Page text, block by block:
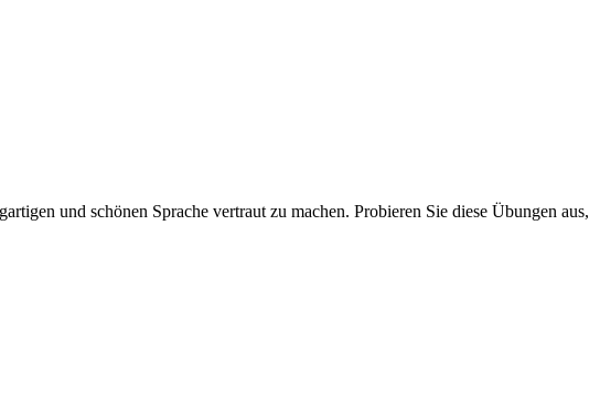
und schönen Sprache vertraut zu machen. Probieren Sie diese Übungen aus,